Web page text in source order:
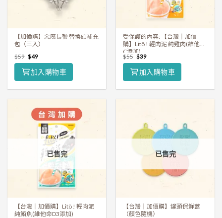
【加價購】惡魔長鞭 替換頭補充
包（三入）
$59 $49
加入購物車
受保護的內容: 【台灣｜加價
購】Litö ! 輕肉泥 純雞肉(維他命
C添加)
$55 $39
加入購物車
已售完
【台灣｜加價購】Litö ! 輕肉泥
純鮪魚(維他命D3添加)
已售完
【台灣｜加價購】罐頭保鮮蓋
（顏色隨機）